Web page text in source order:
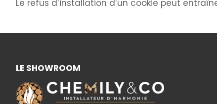
Le refus d’installation d’un cookie peut
LE SHOWROOM